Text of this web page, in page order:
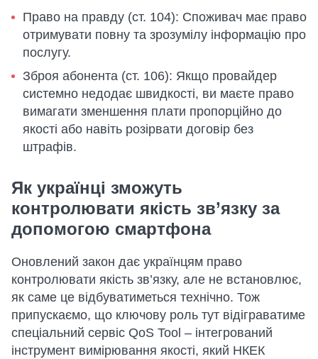
Право на правду (ст. 104): Споживач має право
отримувати повну та зрозумілу інформацію про
послугу.
Зброя абонента (ст. 106): Якщо провайдер
системно недодає швидкості, ви маєте право
вимагати зменшення плати пропорційно до
якості або навіть розірвати договір без
штрафів.
Як українці зможуть
контролювати якість зв’язку за
допомогою смартфона
Оновлений закон дає українцям право
контролювати якість зв’язку, але не встановлює,
як саме це відбуватиметься технічно. Тож
припускаємо, що ключову роль тут відіграватиме
спеціальний сервіс QoS Tool – інтегрований
інструмент вимірювання якості, який НКЕК